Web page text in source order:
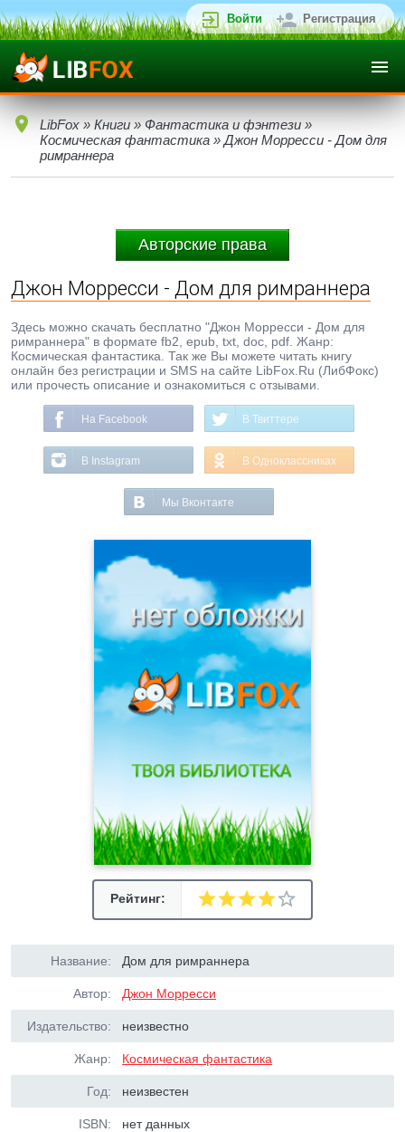
Войти Регистрация
LibFox » Книги » Фантастика и фэнтези »
Космическая фантастика » Джон Морресси - Дом для
римраннера
Авторские права
Джон Морресси - Дом для римраннера
Здесь можно скачать бесплатно "Джон Морресси - Дом для
римраннера" в формате fb2, epub, txt, doc, pdf. Жанр:
Космическая фантастика. Так же Вы можете читать книгу
онлайн без регистрации и SMS на сайте LibFox.Ru (ЛибФокс)
или прочесть описание и ознакомиться с отзывами.
На Facebook В Твиттере
В Instagram В Одноклассниках
Мы Вконтакте
Рейтинг:
Название: Дом для римраннера
Автор: Джон Морресси
Издательство: неизвестно
Жанр: Космическая фантастика
Год: неизвестен
ISBN: нет данных